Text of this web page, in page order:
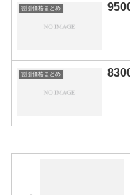
割引価格まとめ
割引価格まとめ